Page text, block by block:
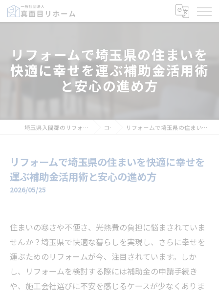
リフォームで埼玉県の住まいを
快適に幸せを運ぶ補助金活用術
と安心の進め方
埼玉県入間郡のリフォームなら一般社団法人真面目リホーム コラム リフォームで埼玉県の住まいを快適に幸せを運ぶ補助金活用術と安心の進め方
リフォームで埼玉県の住まいを快適に幸せを
運ぶ補助金活用術と安心の進め方
2026/05/25
住まいの寒さや不便さ、光熱費の負担に悩まされていま
せんか？埼玉県で快適な暮らしを実現し、さらに幸せを
運ぶためのリフォームが今、注目されています。しか
し、リフォームを検討する際には補助金の申請手続き
や、施工会社選びに不安を感じるケースが少なくありま